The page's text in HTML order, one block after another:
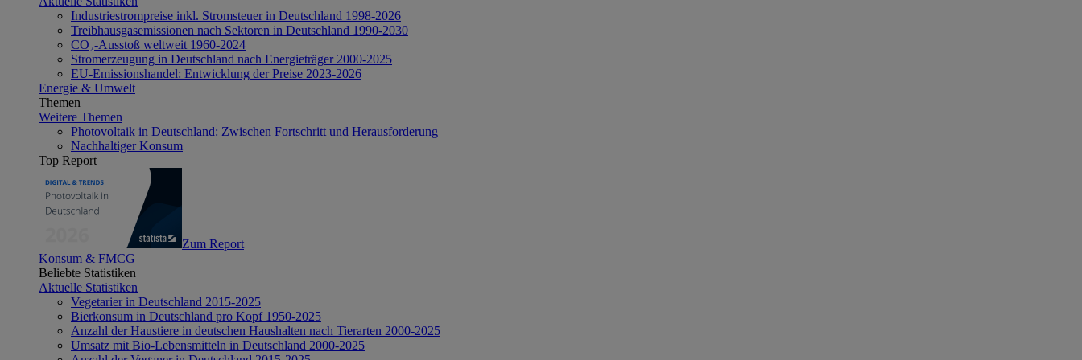
Industriestrompreise inkl. Stromsteuer in Deutschland 1998-2026
Treibhausgasemissionen nach Sektoren in Deutschland 1990-2030
CO₂-Ausstoß weltweit 1960-2024
Stromerzeugung in Deutschland nach Energieträger 2000-2025
EU-Emissionshandel: Entwicklung der Preise 2023-2026
Energie & Umwelt
Themen
Weitere Themen
Photovoltaik in Deutschland: Zwischen Fortschritt und Herausforderung
Nachhaltiger Konsum
Top Report
Zum Report
Konsum & FMCG
Beliebte Statistiken
Aktuelle Statistiken
Vegetarier in Deutschland 2015-2025
Bierkonsum in Deutschland pro Kopf 1950-2025
Anzahl der Haustiere in deutschen Haushalten nach Tierarten 2000-2025
Umsatz mit Bio-Lebensmitteln in Deutschland 2000-2025